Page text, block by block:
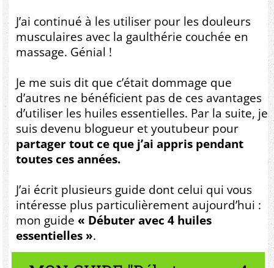
J’ai continué à les utiliser pour les douleurs
musculaires avec la gaulthérie couchée en
massage. Génial !
Je me suis dit que c’était dommage que
d’autres ne bénéficient pas de ces avantages
d’utiliser les huiles essentielles. Par la suite, je
suis devenu blogueur et youtubeur pour
partager tout ce que j’ai appris pendant
toutes ces années.
J’ai écrit plusieurs guide dont celui qui vous
intéresse plus particulièrement aujourd’hui :
mon guide « Débuter avec 4 huiles
essentielles ».